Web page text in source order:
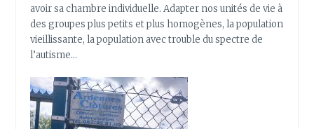
avoir sa chambre individuelle. Adapter nos unités de vie à
des groupes plus petits et plus homogènes, la population
vieillissante, la population avec trouble du spectre de
l’autisme…